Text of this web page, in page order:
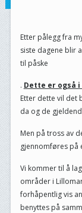
Etter pålegg fra
siste dagene blir
til påske
. Dette er også
Etter dette vil det
da og de
Men på tross av
gjennomføres på
Vi kommer til å
områder i
forhåpentlig vis
benyttes på